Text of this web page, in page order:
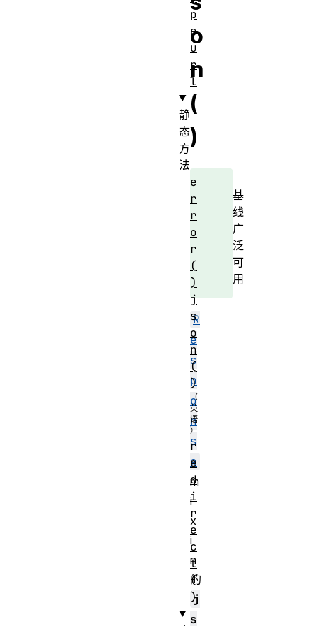
o
n
(
)
基
线
广
泛
可
用
R
e
s
p
o
n
s
e
m
i
x
i
n
的
j
s
p
e
u
r
l
静
态
方
法
e
r
r
o
r
(
)
j
s
o
n
(
)
r
e
d
i
r
e
c
t
(
)